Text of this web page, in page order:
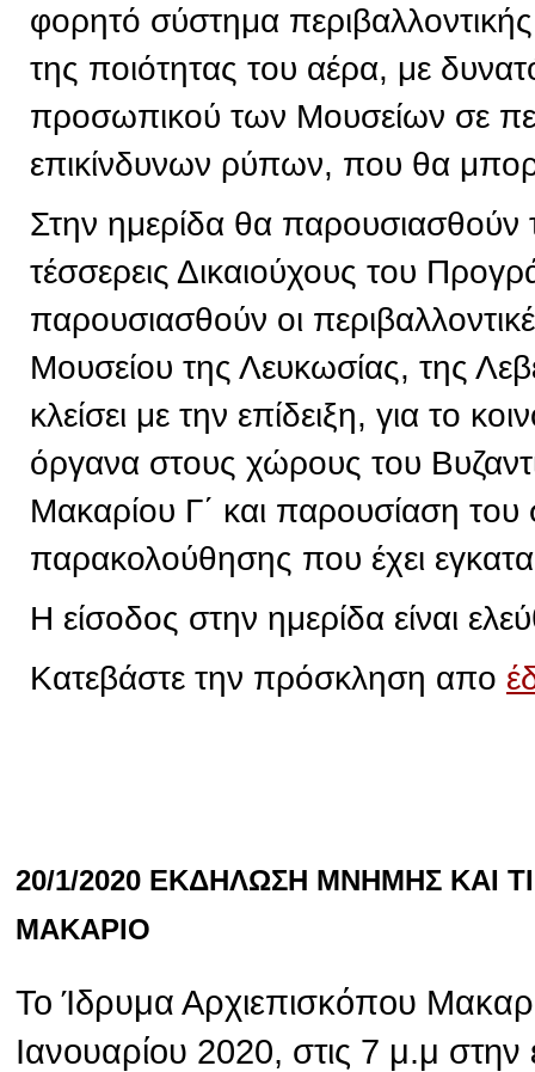
φορητό σύστημα
της ποιότητας του αέρα, με
προσωπικού των Μουσείων σε
επικίνδυνων ρύπων, που θα
Στην ημερίδα θα
τέσσερεις Δικαιούχους του
παρουσιασθούν οι
Μουσείου της Λευκωσίας, της
κλείσει με την επίδειξη, για το
όργανα στους χώρους του
Μακαρίου Γ΄ και παρουσίαση του
παρακολούθησης που έχει
Η είσοδος στην ημερίδα είναι
Κατεβάστε την πρόσκληση απο
20/1/2020 ΕΚΔΗΛΩΣΗ ΜΝΗΜΗΣ ΚΑΙ
ΜΑΚΑΡΙΟ
Το Ίδρυμα Αρχιεπισκόπου
Ιανουαρίου 2020, στις 7 μ.μ